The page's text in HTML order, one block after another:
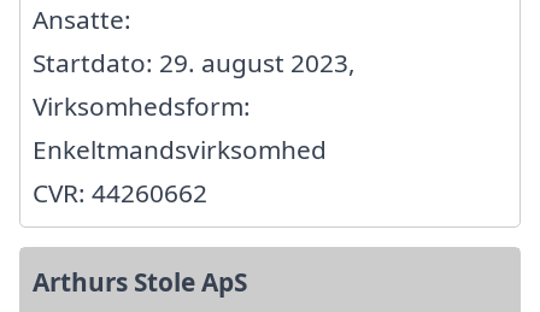
Ansatte:
Startdato: 29. august 2023,
Virksomhedsform:
Enkeltmandsvirksomhed
CVR: 44260662
Arthurs Stole ApS